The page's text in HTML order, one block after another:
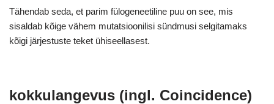
Tähendab seda, et parim fülogeneetiline puu on see, mis
sisaldab kõige vähem mutatsioonilisi sündmusi selgitamaks
kõigi järjestuste teket ühiseellasest.
kokkulangevus (ingl. Coincidence)